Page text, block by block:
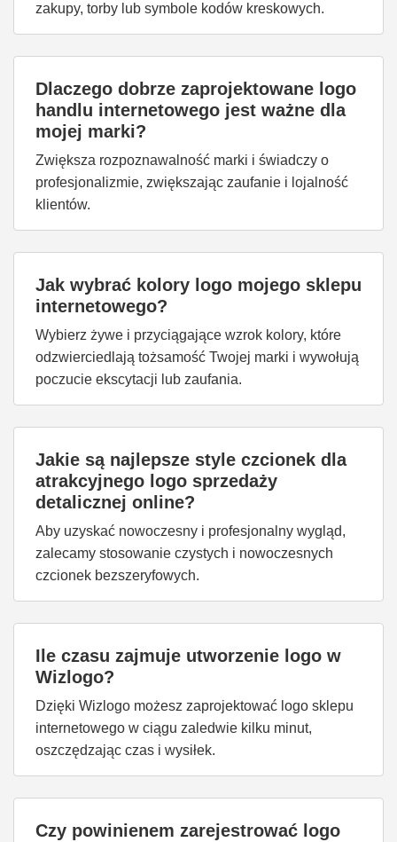
zakupy, torby lub symbole kodów kreskowych.
Dlaczego dobrze zaprojektowane logo
handlu internetowego jest ważne dla
mojej marki?
Zwiększa rozpoznawalność marki i świadczy o
profesjonalizmie, zwiększając zaufanie i lojalność
klientów.
Jak wybrać kolory logo mojego sklepu
internetowego?
Wybierz żywe i przyciągające wzrok kolory, które
odzwierciedlają tożsamość Twojej marki i wywołują
poczucie ekscytacji lub zaufania.
Jakie są najlepsze style czcionek dla
atrakcyjnego logo sprzedaży
detalicznej online?
Aby uzyskać nowoczesny i profesjonalny wygląd,
zalecamy stosowanie czystych i nowoczesnych
czcionek bezszeryfowych.
Ile czasu zajmuje utworzenie logo w
Wizlogo?
Dzięki Wizlogo możesz zaprojektować logo sklepu
internetowego w ciągu zaledwie kilku minut,
oszczędzając czas i wysiłek.
Czy powinienem zarejestrować logo